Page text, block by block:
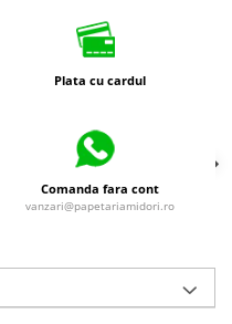
Plata cu cardul
Comanda fara cont
vanzari@papetariamidori.ro